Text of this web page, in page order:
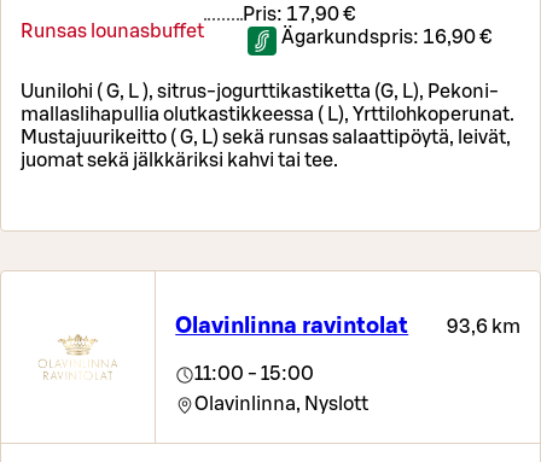
Runsas lounasbuffet
Pris: 17,90 €
Ägarkundspris: 16,90 €
Uunilohi ( G, L ), sitrus-jogurttikastiketta (G, L), Pekoni-
mallaslihapullia olutkastikkeessa ( L), Yrttilohkoperunat.
Mustajuurikeitto ( G, L) sekä runsas salaattipöytä, leivät,
juomat sekä jälkkäriksi kahvi tai tee.
Olavinlinna ravintolat 93,6 km
11:00 - 15:00
Olavinlinna, Nyslott